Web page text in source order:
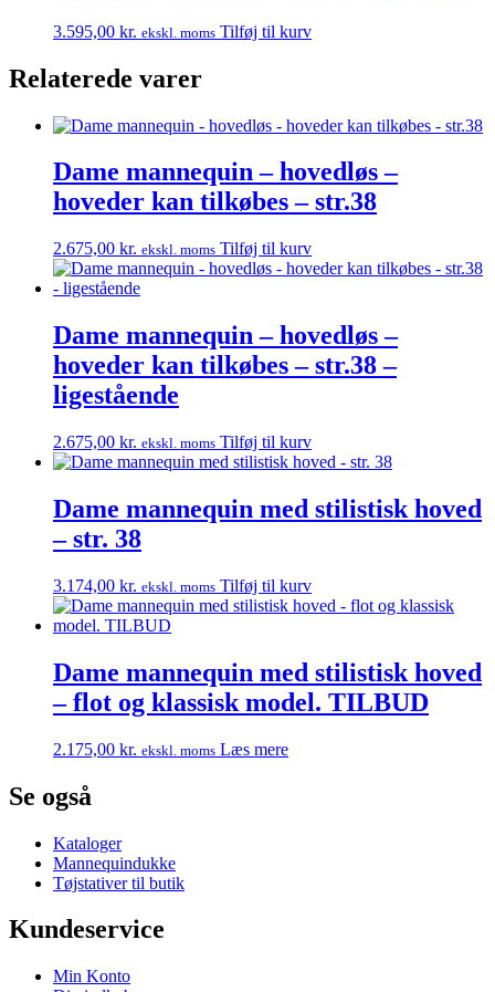
3.595,00 kr. ekskl. moms Tilføj til kurv
Relaterede varer
Dame mannequin – hovedløs –
hoveder kan tilkøbes – str.38
2.675,00 kr. ekskl. moms Tilføj til kurv
Dame mannequin – hovedløs –
hoveder kan tilkøbes – str.38 –
ligestående
2.675,00 kr. ekskl. moms Tilføj til kurv
Dame mannequin med stilistisk hoved
– str. 38
3.174,00 kr. ekskl. moms Tilføj til kurv
Dame mannequin med stilistisk hoved
– flot og klassisk model. TILBUD
2.175,00 kr. ekskl. moms Læs mere
Se også
Kataloger
Mannequindukke
Tøjstativer til butik
Kundeservice
Min Konto